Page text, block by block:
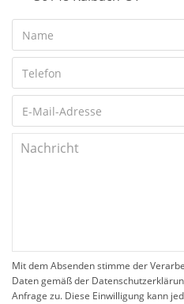
Mit dem Absenden stimme der
Daten gemäß der
Anfrage zu. Diese Einwilligung kann